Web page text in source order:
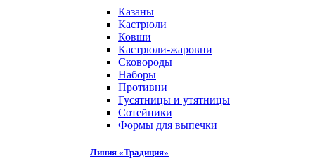
Казаны
Кастрюли
Ковши
Кастрюли-жаровни
Сковороды
Наборы
Противни
Гусятницы и утятницы
Сотейники
Формы для выпечки
Линия «Традиция»